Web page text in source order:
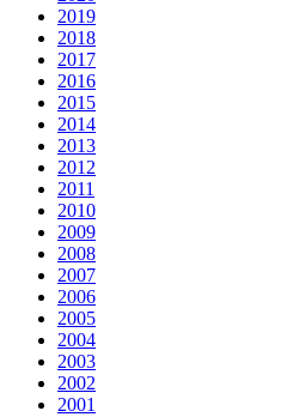
2019
2018
2017
2016
2015
2014
2013
2012
2011
2010
2009
2008
2007
2006
2005
2004
2003
2002
2001